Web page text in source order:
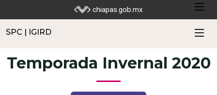
chiapas.gob.mx
SPC | IGIRD
Temporada Invernal 2020